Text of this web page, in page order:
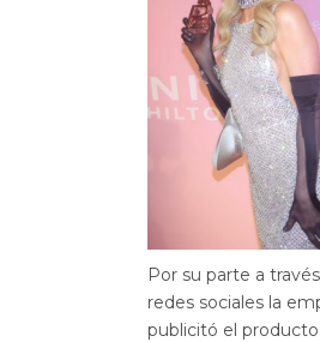
Por su parte a
redes sociales la
publicitó el